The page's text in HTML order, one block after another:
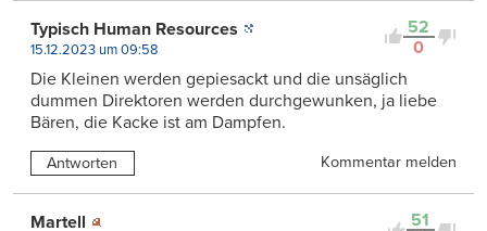
52
0
Typisch Human Resources
15.12.2023 um 09:58
Die Kleinen werden gepiesackt und die unsäglich
dummen Direktoren werden durchgewunken, ja liebe
Bären, die Kacke ist am Dampfen.
Antworten Kommentar melden
51
Martell